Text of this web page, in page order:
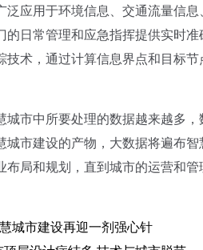
应用于环境信息、交通流量信
日常管理和应急指挥提供实时
术，通过计算信息界点和目标
市中所要处理的数据越来越多，
市建设的产物，大数据将遍布
局和规划，直到城市的运营和
城市建设再迎一剂强心针